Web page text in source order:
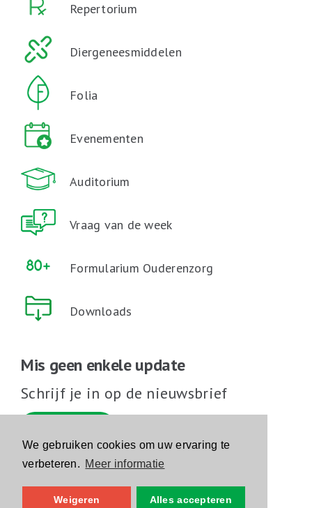
We gebruiken cookies om uw ervaring te
verbeteren. Meer informatie
Weigeren Alles accepteren
Repertorium
Diergeneesmiddelen
Folia
Evenementen
Auditorium
Vraag van de week
Formularium Ouderenzorg
Downloads
Mis geen enkele update
Schrijf je in op de nieuwsbrief
Volg ons op sociale media